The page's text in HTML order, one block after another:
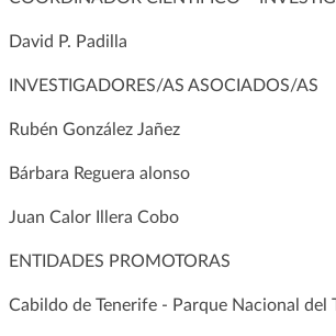
David P. Padilla
INVESTIGADORES/AS ASOCIADOS/AS
Rubén González Jañez
Bárbara Reguera alonso
Juan Calor Illera Cobo
ENTIDADES PROMOTORAS
Cabildo de Tenerife - Parque Nacional del